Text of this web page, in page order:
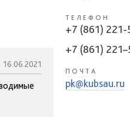
16.06.2021
ТЕЛЕФОН
+7 (861) 221-
+7 (861)
ПОЧТА
pk@kubsau.ru